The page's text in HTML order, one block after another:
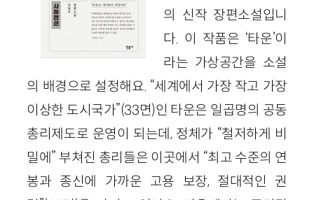
의 신작 장편소설입니
다. 이 작품은 ‘타운’이
라는 가상공간을 소설
의 배경으로 설정해요. “세계에서 가장 작고 가장
이상한 도시국가”(33면)인 타운은 일곱명의 공동
총리제도로 운영이 되는데, 정체가 “철저하게 비
밀에” 부쳐진 총리들은 이곳에서 “최고 수준의 연
봉과 종신에 가까운 고용 보장, 절대적인 권